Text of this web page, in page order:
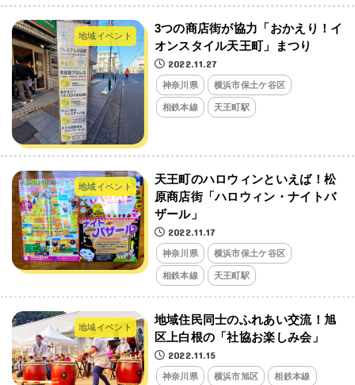
地域イベント
3つの商店街が協力「おかえり！イ
オンスタイル天王町」まつり
2022.11.27
神奈川県 横浜市保土ケ谷区
相鉄本線 天王町駅
地域イベント
天王町のハロウィンといえば！松
原商店街「ハロウィン・ナイトバ
ザール」
2022.11.17
神奈川県 横浜市保土ケ谷区
相鉄本線 天王町駅
地域イベント
地域住民同士のふれあい交流！旭
区上白根の「社協お楽しみ会」
2022.11.15
神奈川県 横浜市旭区 相鉄本線